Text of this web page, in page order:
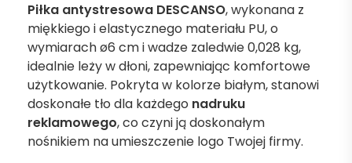
Piłka antystresowa DESCANSO, wykonana z
miękkiego i elastycznego materiału PU, o
wymiarach ø6 cm i wadze zaledwie 0,028 kg,
idealnie leży w dłoni, zapewniając komfortowe
użytkowanie. Pokryta w kolorze białym, stanowi
doskonałe tło dla każdego nadruku
reklamowego, co czyni ją doskonałym
nośnikiem na umieszczenie logo Twojej firmy.